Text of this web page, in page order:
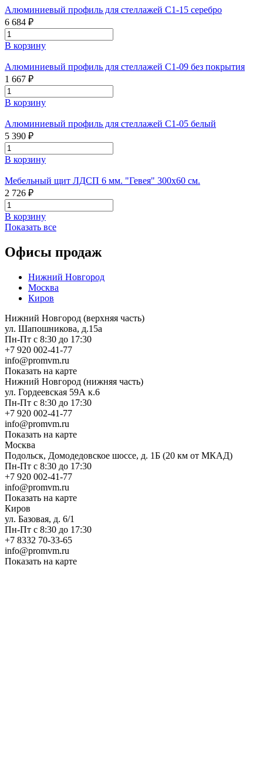
Алюминиевый профиль для стеллажей С1-15 серебро
6 684 ₽
В корзину
Алюминиевый профиль для стеллажей С1-09 без покрытия
1 667 ₽
В корзину
Алюминиевый профиль для стеллажей С1-05 белый
5 390 ₽
В корзину
Мебельный щит ЛДСП 6 мм. "Гевея" 300х60 см.
2 726 ₽
В корзину
Показать все
Офисы продаж
Нижний Новгород
Москва
Киров
Нижний Новгород (верхняя часть)
ул. Шапошникова, д.15а
Пн-Пт с 8:30 до 17:30
+7 920 002-41-77
info@promvm.ru
Показать на карте
Нижний Новгород (нижняя часть)
ул. Гордеевская 59А к.6
Пн-Пт с 8:30 до 17:30
+7 920 002-41-77
info@promvm.ru
Показать на карте
Москва
Подольск, Домодедовское шоссе, д. 1Б (20 км от МКАД)
Пн-Пт с 8:30 до 17:30
+7 920 002-41-77
info@promvm.ru
Показать на карте
Киров
ул. Базовая, д. 6/1
Пн-Пт с 8:30 до 17:30
+7 8332 70-33-65
info@promvm.ru
Показать на карте